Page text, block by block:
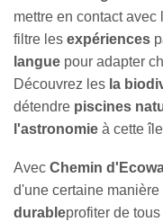
mettre en contact avec
filtre les expériences
langue pour adapter
Découvrez les la
détendre piscines
l'astronomie à cette
Avec Chemin
d'une certaine manière
durableprofiter de